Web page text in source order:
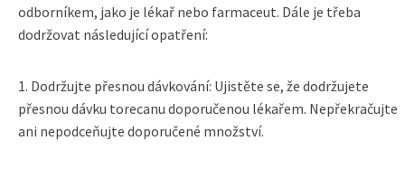
odborníkem, jako je lékař nebo farmaceut. Dále je třeba
dodržovat následující opatření:
1. Dodržujte přesnou dávkování: Ujistěte se, že dodržujete
přesnou dávku torecanu doporučenou lékařem. Nepřekračujte
ani nepodceňujte doporučené množství.